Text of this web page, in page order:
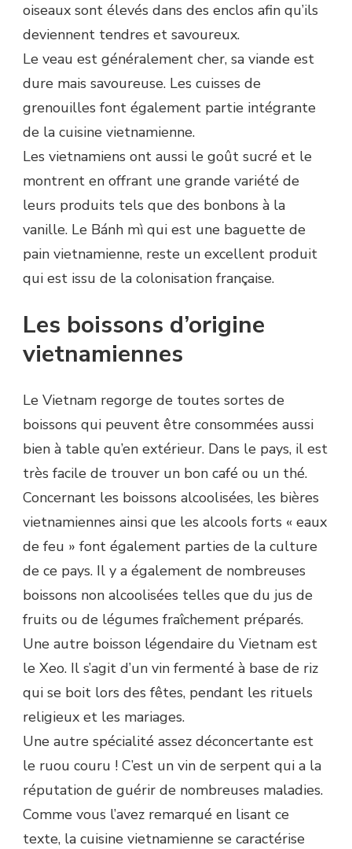
oiseaux sont élevés dans des enclos afin qu’ils
deviennent tendres et savoureux.
Le veau est généralement cher, sa viande est
dure mais savoureuse. Les cuisses de
grenouilles font également partie intégrante
de la cuisine vietnamienne.
Les vietnamiens ont aussi le goût sucré et le
montrent en offrant une grande variété de
leurs produits tels que des bonbons à la
vanille. Le Bánh mì qui est une baguette de
pain vietnamienne, reste un excellent produit
qui est issu de la colonisation française.
Les boissons d’origine
vietnamiennes
Le Vietnam regorge de toutes sortes de
boissons qui peuvent être consommées aussi
bien à table qu’en extérieur. Dans le pays, il est
très facile de trouver un bon café ou un thé.
Concernant les boissons alcoolisées, les bières
vietnamiennes ainsi que les alcools forts « eaux
de feu » font également parties de la culture
de ce pays. Il y a également de nombreuses
boissons non alcoolisées telles que du jus de
fruits ou de légumes fraîchement préparés.
Une autre boisson légendaire du Vietnam est
le Xeo. Il s’agit d’un vin fermenté à base de riz
qui se boit lors des fêtes, pendant les rituels
religieux et les mariages.
Une autre spécialité assez déconcertante est
le ruou couru ! C’est un vin de serpent qui a la
réputation de guérir de nombreuses maladies.
Comme vous l’avez remarqué en lisant ce
texte, la cuisine vietnamienne se caractérise